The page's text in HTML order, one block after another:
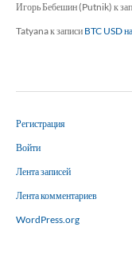
Игорь Бебешин (Putnik) к
Tatyanaк записи BTC USD
Регистрация
Войти
Лента записей
Лента комментариев
WordPress.org